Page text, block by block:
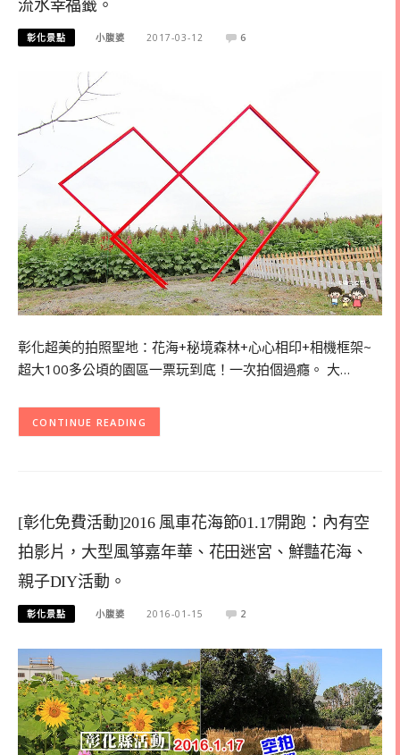
流水幸福籤。
彰化景點 小腹婆 2017-03-12 6
彰化超美的拍照聖地：花海+秘境森林+心心相印+相機框架~
超大100多公頃的園區一票玩到底！一次拍個過癮。 大…
CONTINUE READING
[彰化免費活動]2016 風車花海節01.17開跑：內有空
拍影片，大型風箏嘉年華、花田迷宮、鮮豔花海、
親子DIY活動。
彰化景點 小腹婆 2016-01-15 2